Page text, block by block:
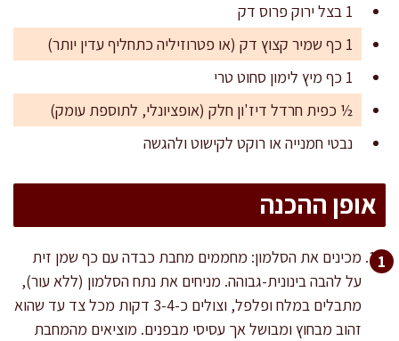
1 בצל ירוק פרוס דק
1 כף שמיר קצוץ דק (או פטרוזיליה כתחליף עדין יותר)
1 כף מיץ לימון סחוט טרי
½ כפית חרדל דיז'ון חלק (אופציונלי, לתוספת עומק)
נבטי חמנייה או רוקט לקישוט ולהגשה
אופן ההכנה
מכינים את הסלמון: מחממים מחבת כבדה עם כף שמן זית
על להבה בינונית-גבוהה. מניחים את נתח הסלמון (ללא עור),
מתבלים במלח ופלפל, וצולים כ-3-4 דקות מכל צד עד שהוא
זהוב מבחוץ ומבושל אך עסיסי מבפנים. מוציאים מהמחבת